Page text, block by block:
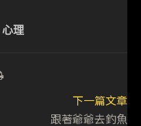
心理
下一篇文章
跟著爺爺去釣魚